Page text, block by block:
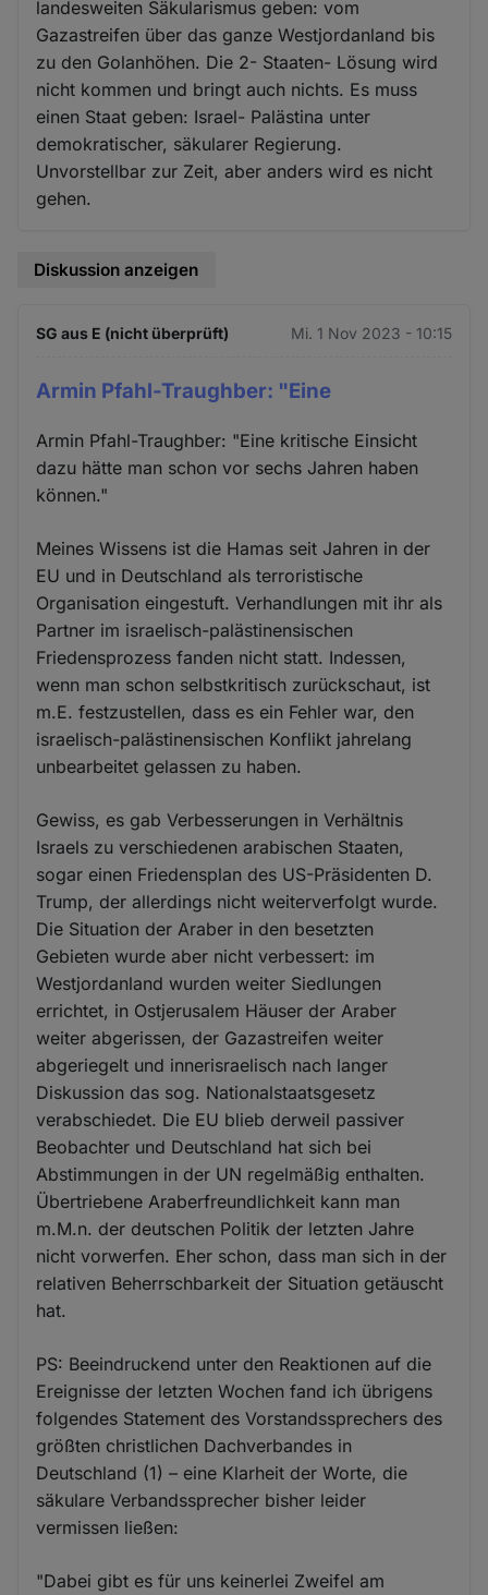
landesweiten Säkularismus geben: vom
Gazastreifen über das ganze Westjordanland bis
zu den Golanhöhen. Die 2- Staaten- Lösung wird
nicht kommen und bringt auch nichts. Es muss
einen Staat geben: Israel- Palästina unter
demokratischer, säkularer Regierung.
Unvorstellbar zur Zeit, aber anders wird es nicht
gehen.
Diskussion anzeigen
SG aus E (nicht überprüft) Mi. 1 Nov 2023 - 10:15
Armin Pfahl-Traughber: "Eine
Armin Pfahl-Traughber: "Eine kritische Einsicht
dazu hätte man schon vor sechs Jahren haben
können."
Meines Wissens ist die Hamas seit Jahren in der
EU und in Deutschland als terroristische
Organisation eingestuft. Verhandlungen mit ihr als
Partner im israelisch-palästinensischen
Friedensprozess fanden nicht statt. Indessen,
wenn man schon selbstkritisch zurückschaut, ist
m.E. festzustellen, dass es ein Fehler war, den
israelisch-palästinensischen Konflikt jahrelang
unbearbeitet gelassen zu haben.
Gewiss, es gab Verbesserungen in Verhältnis
Israels zu verschiedenen arabischen Staaten,
sogar einen Friedensplan des US-Präsidenten D.
Trump, der allerdings nicht weiterverfolgt wurde.
Die Situation der Araber in den besetzten
Gebieten wurde aber nicht verbessert: im
Westjordanland wurden weiter Siedlungen
errichtet, in Ostjerusalem Häuser der Araber
weiter abgerissen, der Gazastreifen weiter
abgeriegelt und innerisraelisch nach langer
Diskussion das sog. Nationalstaatsgesetz
verabschiedet. Die EU blieb derweil passiver
Beobachter und Deutschland hat sich bei
Abstimmungen in der UN regelmäßig enthalten.
Übertriebene Araberfreundlichkeit kann man
m.M.n. der deutschen Politik der letzten Jahre
nicht vorwerfen. Eher schon, dass man sich in der
relativen Beherrschbarkeit der Situation getäuscht
hat.
PS: Beeindruckend unter den Reaktionen auf die
Ereignisse der letzten Wochen fand ich übrigens
folgendes Statement des Vorstandssprechers des
größten christlichen Dachverbandes in
Deutschland (1) – eine Klarheit der Worte, die
säkulare Verbandssprecher bisher leider
vermissen ließen:
"Dabei gibt es für uns keinerlei Zweifel am